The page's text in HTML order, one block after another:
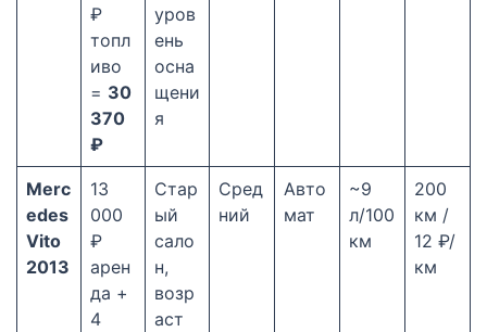
₽
топл
иво
= 30
370
₽
уров
ень
осна
щени
я
Merc
edes
Vito
2013
13
000
₽
арен
да +
4
Стар
ый
сало
н,
возр
аст
Сред
ний
Авто
мат
~9
л/100
км
200
км /
12 ₽/
км